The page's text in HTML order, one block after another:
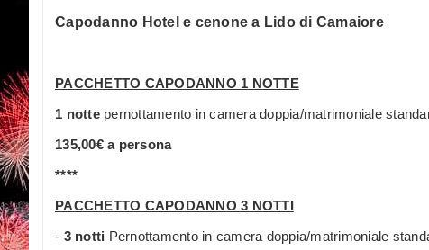
Capodanno Hotel e cenone a Lido di Camaiore
PACCHETTO CAPODANNO 1 NOTTE
1 nottepernottamento in camera doppia/matrimoniale
135,00€ a persona
****
PACCHETTO CAPODANNO 3 NOTTI
- 3 notti Pernottamento in camera doppia/matrimoniale